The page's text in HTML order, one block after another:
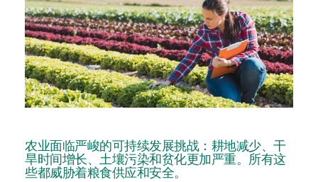
农业面临严峻的可持续发展挑战：耕地减少、干
旱时间增长、土壤污染和贫化更加严重。所有这
些都威胁着粮食供应和安全。